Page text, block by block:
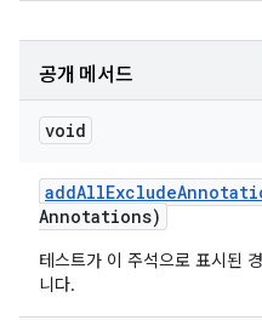
공개 메서드
void
addAllExclude
Annotations)
테스트가 이 주석으로 표시된
니다.